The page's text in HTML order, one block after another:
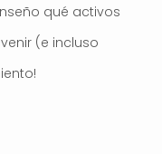
qué activos
(e incluso